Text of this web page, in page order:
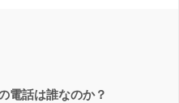
電話は誰なのか？